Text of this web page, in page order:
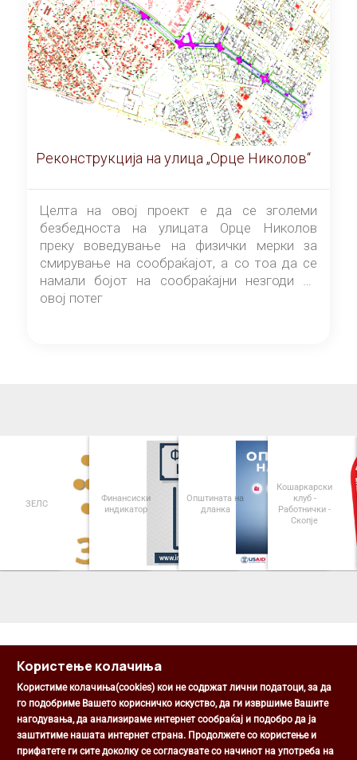
Реконструкција на улица „Орце Николов“
Целта на овој проект е да се зголеми
безбедноста на улицата Орце Николов
преку воведување на физички мерки за
смирување на сообраќајот, а со тоа да се
намали бојот на сообраќајни незгоди на
овој потег
индикатор
Општината на
дланка
Кошаркарски
клуб -
Работнички -
Паркинзи
Општина
Општина Центар
Михаил Цоков бр. 1, Скопје
Користење колачиња
Користиме колачиња(cookies) кои не содржат лични податоци, за да
го подобриме Вашето корисничко искуство, да ги извршиме Вашите
нагодувања, да анализираме интернет сообраќај и подобро да ја
заштитиме нашата интернет страна. Продолжете со користење и
прифатете ги сите доколку се согласувате со начинот на употреба на